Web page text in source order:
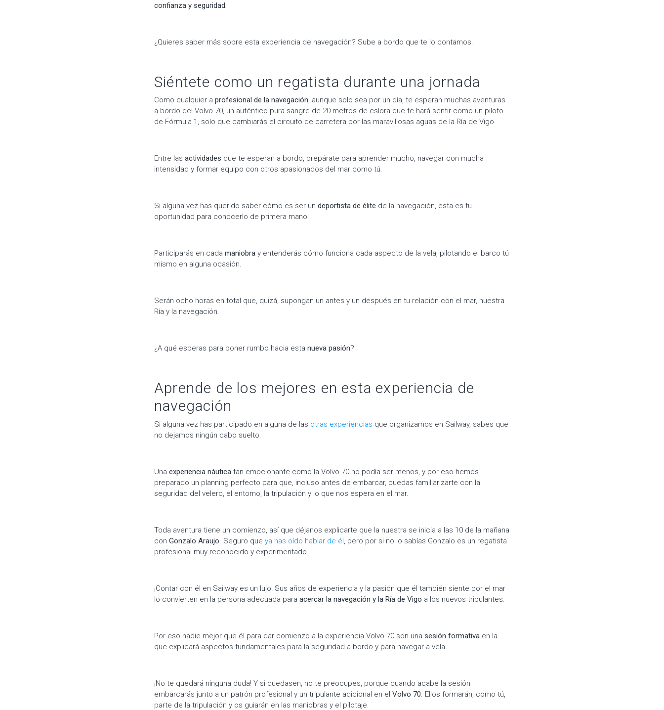
confianza y seguridad.
¿Quieres saber más sobre esta experiencia de navegación? Sube a bordo que te lo contamos.
Siéntete como un regatista durante una jornada
Como cualquier a profesional de la navegación, aunque solo sea por un día, te esperan muchas aventuras
a bordo del Volvo 70, un auténtico pura sangre de 20 metros de eslora que te hará sentir como un piloto
de Fórmula 1, solo que cambiarás el circuito de carretera por las maravillosas aguas de la Ría de Vigo.
Entre las actividades que te esperan a bordo, prepárate para aprender mucho, navegar con mucha
intensidad y formar equipo con otros apasionados del mar como tú.
Si alguna vez has querido saber cómo es ser un deportista de élite de la navegación, esta es tu
oportunidad para conocerlo de primera mano.
Participarás en cada maniobra y entenderás cómo funciona cada aspecto de la vela, pilotando el barco tú
mismo en alguna ocasión.
Serán ocho horas en total que, quizá, supongan un antes y un después en tu relación con el mar, nuestra
Ría y la navegación.
¿A qué esperas para poner rumbo hacia esta nueva pasión?
Aprende de los mejores en esta experiencia de
navegación
Si alguna vez has participado en alguna de las otras experiencias que organizamos en Sailway, sabes que
no dejamos ningún cabo suelto.
Una experiencia náutica tan emocionante como la Volvo 70 no podía ser menos, y por eso hemos
preparado un planning perfecto para que, incluso antes de embarcar, puedas familiarizarte con la
seguridad del velero, el entorno, la tripulación y lo que nos espera en el mar.
Toda aventura tiene un comienzo, así que déjanos explicarte que la nuestra se inicia a las 10 de la mañana
con Gonzalo Araujo . Seguro que ya has oído hablar de él , pero por si no lo sabías Gonzalo es un regatista
profesional muy reconocido y experimentado.
¡Contar con él en Sailway es un lujo! Sus años de experiencia y la pasión que él también siente por el mar
lo convierten en la persona adecuada para acercar la navegación y la Ría de Vigo a los nuevos tripulantes.
Por eso nadie mejor que él para dar comienzo a la experiencia Volvo 70 son una sesión formativa en la
que explicará aspectos fundamentales para la seguridad a bordo y para navegar a vela.
¡No te quedará ninguna duda! Y si quedasen, no te preocupes, porque cuando acabe la sesión
embarcarás junto a un patrón profesional y un tripulante adicional en el Volvo 70 . Ellos formarán, como tú,
parte de la tripulación y os guiarán en las maniobras y el pilotaje.